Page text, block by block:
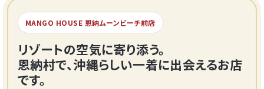
MANGO HOUSE 恩納ムーンビーチ前店
リゾートの空気に寄り添う。
恩納村で、沖縄らしい一着に出会えるお店
です。